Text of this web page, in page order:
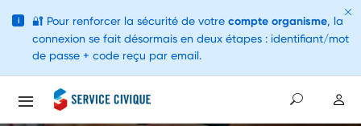
i 🔐 Pour renforcer la sécurité de votre compte organisme, la
connexion se fait désormais en deux étapes : identifiant/mot
de passe + code reçu par email.